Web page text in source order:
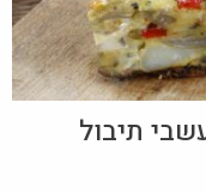
תיבול